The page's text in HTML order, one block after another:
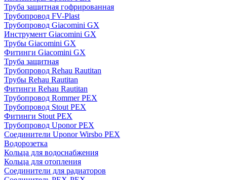
Труба защитная гофрированная
Трубопровод FV-Plast
Трубопровод Giacomini GX
Инструмент Giacomini GX
Трубы Giacomini GX
Фитинги Giacomini GX
Труба защитная
Трубопровод Rehau Rautitan
Трубы Rehau Rautitan
Фитинги Rehau Rautitan
Трубопровод Rommer PEX
Трубопровод Stout PEX
Фитинги Stout PEX
Трубопровод Uponor PEX
Соединители Uponor Wirsbo PEX
Водорозетка
Кольца для водоснабжения
Кольца для отопления
Соединители для радиаторов